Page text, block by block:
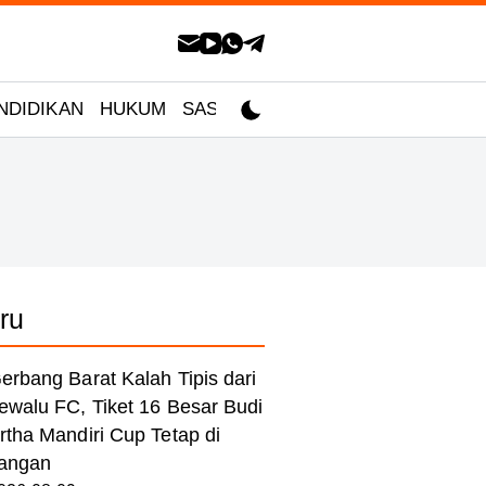
HUKUM SASTRA
Barat Kalah Tipis dari
FC, Tiket 16 Besar Budi
Mandiri Cup Tetap di